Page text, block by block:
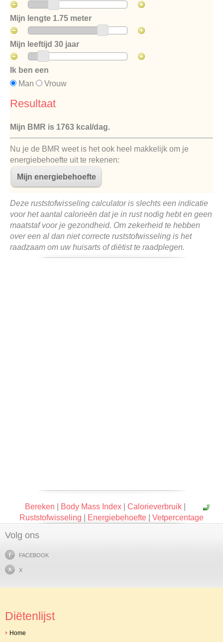
Mijn lengte 1.75 meter
Mijn leeftijd 30 jaar
Ik ben een
Man
Vrouw
Resultaat
Mijn BMR is 1763 kcal/dag.
Nu je de BMR weet is het ook heel makkelijk om je
energiebehoefte uit te rekenen:
Deze ruststofwisseling calculator is slechts een indicatie
voor het aantal calorieën dat je in rust nodig hebt en geen
maatstaf voor je gezondheid. Om zekerheid te hebben
over een al dan niet correcte ruststofwisseling is het
raadzaam om uw huisarts of diëtist te raadplegen.
Bereken Body Mass Index| Calorieverbruik|
Ruststofwisseling
Energiebehoefte Vetpercentage
Volg ons
FACEBOOK
X
Diëtenlijst
Home